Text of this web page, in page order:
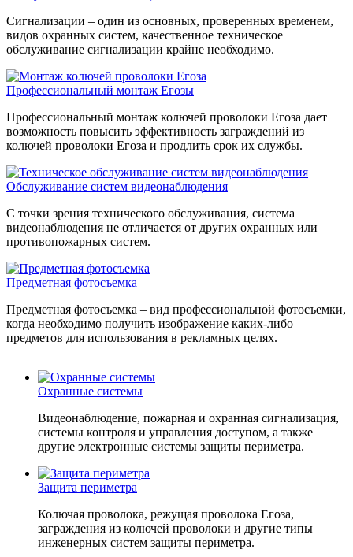
Сигнализации – один из основных, проверенных временем,
видов охранных систем, качественное техническое
обслуживание сигнализации крайне необходимо.
Профессиональный монтаж Егозы
Профессиональный монтаж колючей проволоки Егоза дает
возможность повысить эффективность заграждений из
колючей проволоки Егоза и продлить срок их службы.
Обслуживание систем видеонаблюдения
С точки зрения технического обслуживания, система
видеонаблюдения не отличается от других охранных или
противопожарных систем.
Предметная фотосъемка
Предметная фотосъемка – вид профессиональной фотосъемки,
когда необходимо получить изображение каких-либо
предметов для использования в рекламных целях.
Охранные системы
Видеонаблюдение, пожарная и охранная сигнализация,
системы контроля и управления доступом, а также
другие электронные системы защиты периметра.
Защита периметра
Колючая проволока, режущая проволока Егоза,
заграждения из колючей проволоки и другие типы
инженерных систем защиты периметра.